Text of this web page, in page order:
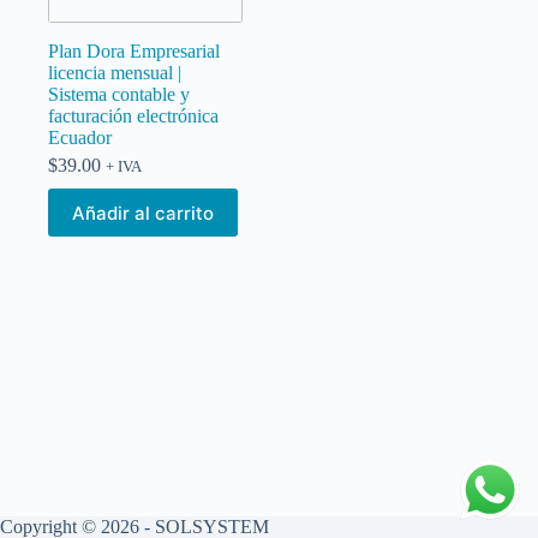
Plan Dora Empresarial
licencia mensual |
Sistema contable y
facturación electrónica
Ecuador
$39.00 + IVA
Añadir al carrito
Copyright © 2026 - SOLSYSTEM